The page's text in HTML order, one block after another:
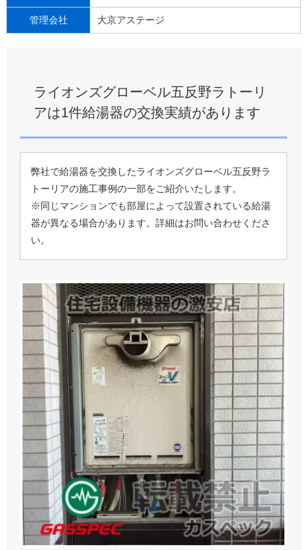
管理会社 大京アステージ
ライオンズグローベル五反野ラトーリ
アは1件給湯器の交換実績があります
弊社で給湯器を交換したライオンズグローベル五反野ラ
トーリアの施工事例の一部をご紹介いたします。
※同じマンションでも部屋によって設置されている給湯
器が異なる場合があります。詳細はお問い合わせくださ
い。